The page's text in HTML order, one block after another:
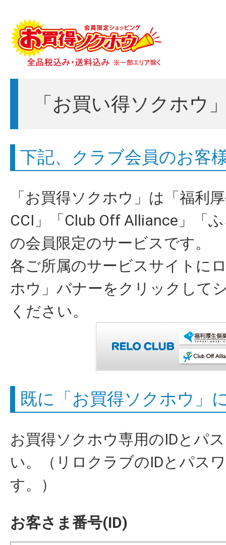
「お買い得ソクホウ
下記、クラブ会員のお客
「お買得ソクホウ」は「福利
CCI」「Club Off Alliance」「
の会員限定のサービスです。
各ご所属のサービスサイトに
ホウ」バナーをクリックして
ください。
既に「お買得ソクホウ」
お買得ソクホウ専用のIDとパ
い。（リロクラブのIDとパス
す。）
お客さま番号(ID)